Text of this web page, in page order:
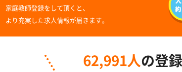
家庭教師登録をして頂くと、
より充実した求人情報が届きます。
62,991人 の登